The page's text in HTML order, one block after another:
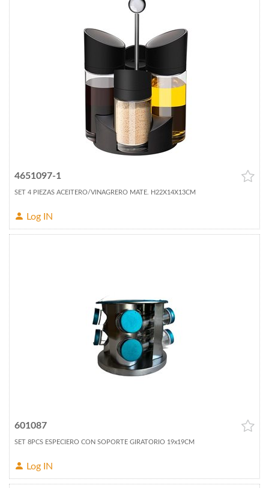
4651097-1
SET 4 PIEZAS ACEITERO/VINAGRERO MATE. H22X14X13CM
Log IN
601087
SET 8PCS ESPECIERO CON SOPORTE GIRATORIO 19x19CM
Log IN